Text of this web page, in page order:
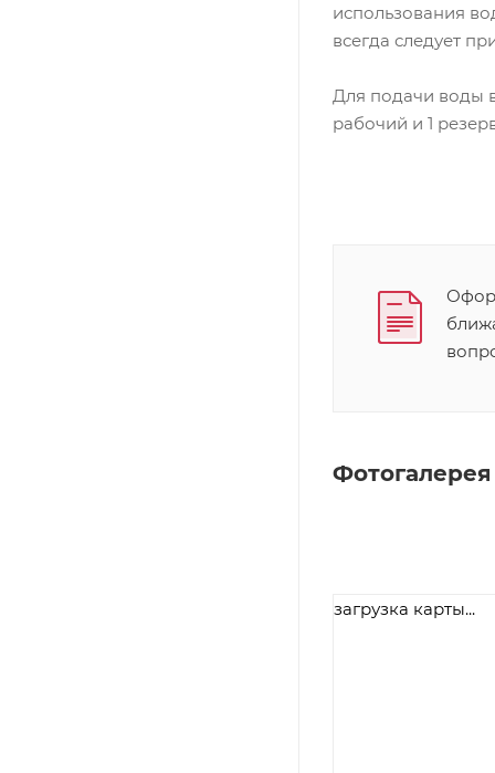
использования
всегда следует
Для подачи воды
рабочий и 1
Фотогалерея
загрузка карты...